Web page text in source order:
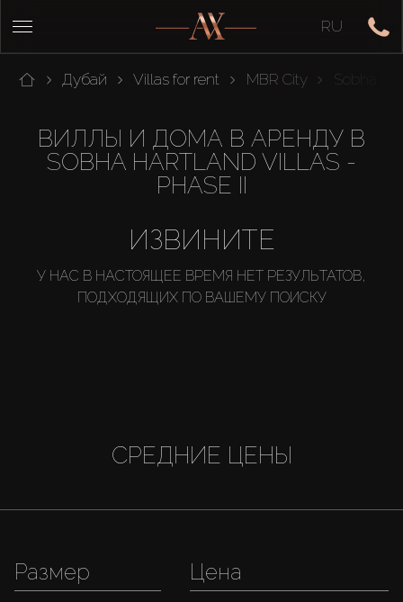
RU
Дубай Villas for rent MBR City Sobha
ВИЛЛЫ И ДОМА В АРЕНДУ В
SOBHA HARTLAND VILLAS -
PHASE II
ИЗВИНИТЕ
У НАС В НАСТОЯЩЕЕ ВРЕМЯ НЕТ РЕЗУЛЬТАТОВ,
ПОДХОДЯЩИХ ПО ВАШЕМУ ПОИСКУ
СРЕДНИЕ ЦЕНЫ
Размер Цена